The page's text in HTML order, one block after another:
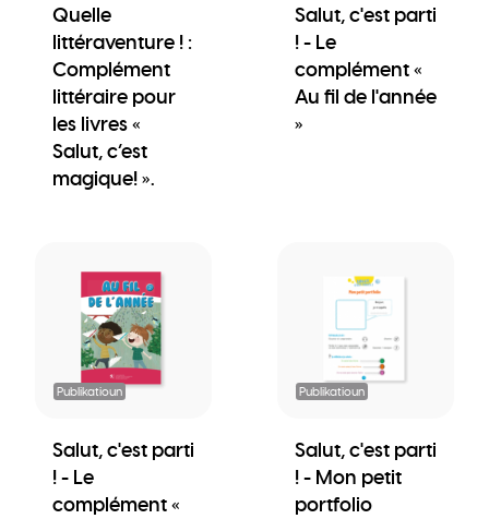
Quelle
littéraventure ! :
Complément
littéraire pour
les livres «
Salut, c’est
magique! ».
Salut, c'est parti
! - Le
complément «
Au fil de l'année
»
Publikatioun
Salut, c'est parti
! - Le
complément «
Publikatioun
Salut, c'est parti
! - Mon petit
portfolio